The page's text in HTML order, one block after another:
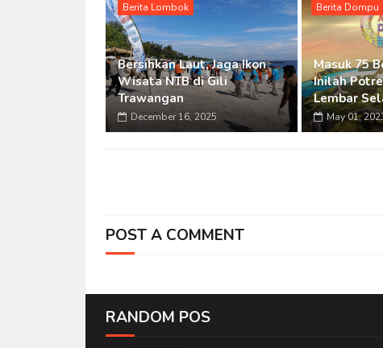
Berita Lombok
Bersihkan Laut, Jaga Ikon
Wisata NTB di Gili
Trawangan
December 16, 2025
Berita Dompu
Masuk 75
Inilah
Lembar
May 01,
POST A COMMENT
RANDOM POS